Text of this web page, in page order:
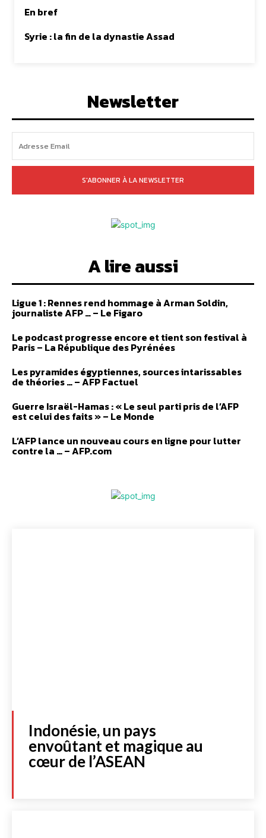
En bref
Syrie : la fin de la dynastie Assad
Newsletter
S'ABONNER À LA NEWSLETTER
A lire aussi
Ligue 1 : Rennes rend hommage à Arman Soldin,
journaliste AFP … – Le Figaro
Le podcast progresse encore et tient son festival à
Paris – La République des Pyrénées
Les pyramides égyptiennes, sources intarissables
de théories … – AFP Factuel
Guerre Israël-Hamas : « Le seul parti pris de l’AFP
est celui des faits » – Le Monde
L’AFP lance un nouveau cours en ligne pour lutter
contre la … – AFP.com
Indonésie, un pays
envoûtant et magique au
cœur de l’ASEAN